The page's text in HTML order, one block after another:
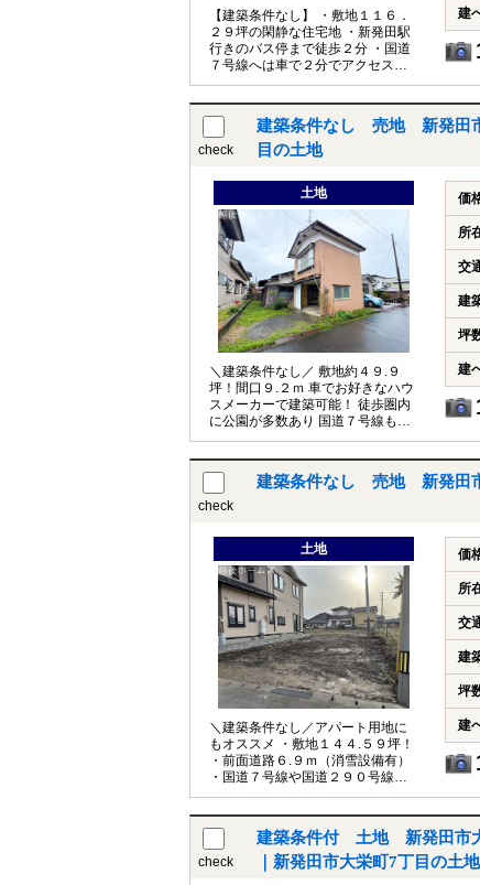
【建築条件なし】 ・敷地１１６．
２９坪の閑静な住宅地 ・新発田駅
行きのバス停まで徒歩２分 ・国道
７号線へは車で２分でアクセス良
歩２０分 七葉中学校 徒歩２０分
※解体更地渡し・公簿売買 ※南
側：旧建設省所有地通路
建
check
建築条件なし 売地 新発田
目の土地
土地
＼建築条件なし／ 敷地約４９.９
坪！間口９.２ｍ 車でお好きなハウ
スメーカーで建築可能！ 徒歩圏内
に公園が多数あり 国道７号線も車
１１分 猿橋中学校 徒歩８分 ※解
体更地渡しです
価
所
交
建
坪
建
check
建築条件なし 売地 新発田
土地
＼建築条件なし／アパート用地に
もオススメ ・敷地１４４.５９坪！
・前面道路６.９ｍ（消雪設備有）
・国道７号線や国道２９０号線が
閑静な住宅街 ・ツルハドラッグが
徒歩７分♪スーパー等が車で５分
【教育】 七葉小学校 徒歩２０分
七葉中学校 徒歩１６分
価
所
交
建
坪
建
check
建築条件付 土地 新発田市
｜新発田市大栄町7丁目の土地